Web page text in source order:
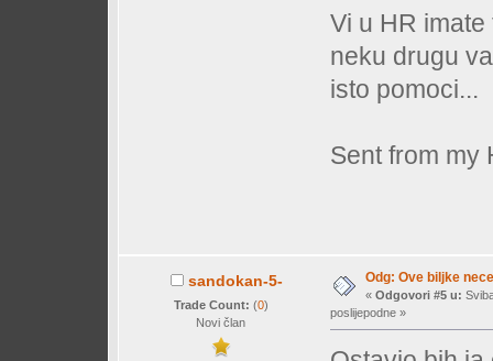
Vi u HR
neku drugu
isto pomoci...
Sent from my
sandokan-5-
Trade Count: (0)
Novi član
Odg: Ove biljke
« Odgovori #5 u:
poslijepodne »